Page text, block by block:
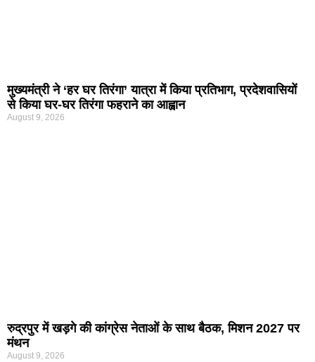
मुख्यमंत्री ने ‘हर घर तिरंगा’ यात्रा में किया प्रतिभाग, प्रदेशवासियों
से किया घर-घर तिरंगा फहराने का आह्वान
August 9, 2026
रुद्रपुर में खड़गे की कांग्रेस नेताओं के साथ बैठक, मिशन 2027 पर
मंथन
August 9, 2026